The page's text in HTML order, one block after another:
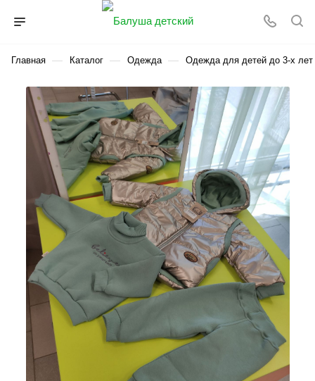
Главная — Каталог — Одежда — Одежда для детей до 3-х лет